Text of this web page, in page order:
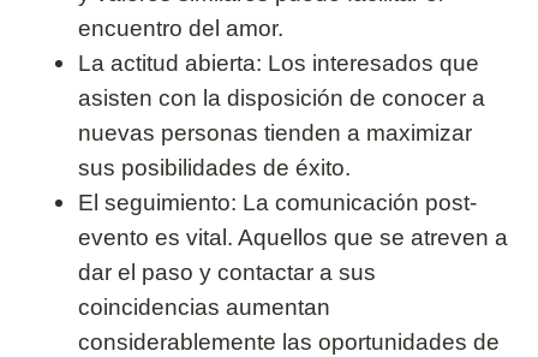
encuentro del amor.
La actitud abierta: Los interesados que
asisten con la disposición de conocer a
nuevas personas tienden a maximizar
sus posibilidades de éxito.
El seguimiento: La comunicación post-
evento es vital. Aquellos que se atreven a
dar el paso y contactar a sus
coincidencias aumentan
considerablemente las oportunidades de